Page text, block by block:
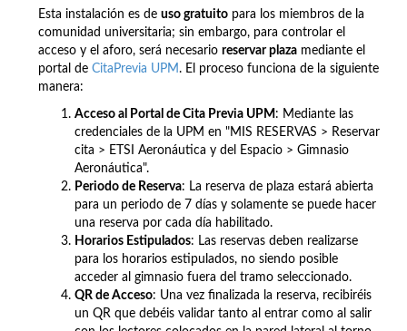
Esta instalación es de uso gratuito para los miembros de la
comunidad universitaria; sin embargo, para controlar el
acceso y el aforo, será necesario reservar plaza mediante el
portal de CitaPrevia UPM. El proceso funciona de la siguiente
manera:
Acceso al Portal de Cita Previa UPM : Mediante las
credenciales de la UPM en "MIS RESERVAS > Reservar
cita > ETSI Aeronáutica y del Espacio > Gimnasio
Aeronáutica".
Periodo de Reserva: La reserva de plaza estará abierta
para un periodo de 7 días y solamente se puede hacer
una reserva por cada día habilitado.
Horarios Estipulados: Las reservas deben realizarse
para los horarios estipulados, no siendo posible
acceder al gimnasio fuera del tramo seleccionado.
QR de Acceso: Una vez finalizada la reserva, recibiréis
un QR que debéis validar tanto al entrar como al salir